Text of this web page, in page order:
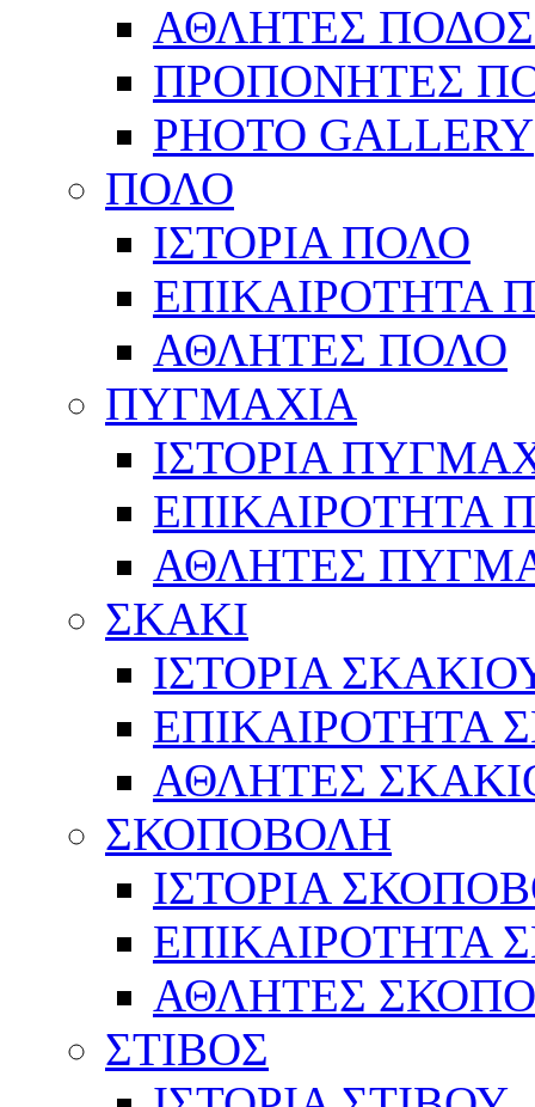
ΑΘΛΗΤΕΣ
ΠΡΟΠΟΝΗΤΕΣ
PHOTO GALLERY
ΠΟΛΟ
ΙΣΤΟΡΙΑ ΠΟΛΟ
ΕΠΙΚΑΙΡΟΤΗΤΑ
ΑΘΛΗΤΕΣ ΠΟΛΟ
ΠΥΓΜΑΧΙΑ
ΙΣΤΟΡΙΑ
ΕΠΙΚΑΙΡΟΤΗΤΑ
ΑΘΛΗΤΕΣ
ΣΚΑΚΙ
ΙΣΤΟΡΙΑ
ΕΠΙΚΑΙΡΟΤΗΤΑ
ΑΘΛΗΤΕΣ
ΣΚΟΠΟΒΟΛΗ
ΙΣΤΟΡΙΑ
ΕΠΙΚΑΙΡΟΤΗΤΑ
ΑΘΛΗΤΕΣ
ΣΤΙΒΟΣ